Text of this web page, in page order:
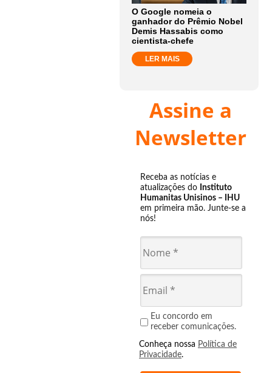
O Google nomeia o
ganhador do Prêmio Nobel
Demis Hassabis como
cientista-chefe
LER MAIS
Assine a
Newsletter
Receba as notícias e
atualizações do Instituto
Humanitas Unisinos – IHU
em primeira mão. Junte-se a
nós!
Eu concordo em
receber comunicações.
Conheça nossa Política de
Privacidade.